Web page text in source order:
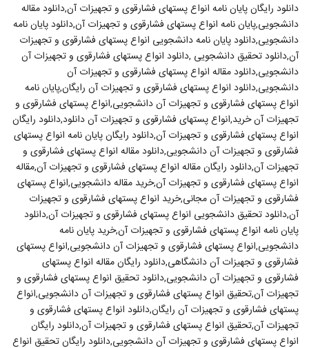
دانلود رایگان پایان نامه انواع پستهای فشارقوی و تجهیزات آن,دانلود مقاله
دانشجویی,پایان نامه انواع پستهای فشارقوی و تجهیزات آن,دانلود پایان نامه
دانشجویی,دانلود پایان نامه دانشجویی انواع پستهای فشارقوی و تجهیزات
آن,دانلود تحقیق دانشجویی ,دانلود انواع پستهای فشارقوی و تجهیزات آن
دانشجویی,دانلود مقاله انواع پستهای فشارقوی و تجهیزات آن
دانشجویی,دانلود انواع پستهای فشارقوی و تجهیزات آن رایگان,پایان نامه
انواع پستهای فشارقوی و تجهیزات آن دانشجویی,انواع پستهای فشارقوی و
تجهیزات آن خرید,انواع پستهای فشارقوی و تجهیزات آن دانلود,دانلود رایگان
انواع پستهای فشارقوی و تجهیزات آن,دانلود رایگان پایان نامه انواع پستهای
فشارقوی و تجهیزات آن دانشجویی,دانلود مقاله انواع پستهای فشارقوی و
تجهیزات آن,دانلود رایگان مقاله انواع پستهای فشارقوی و تجهیزات آن,مقاله
انواع پستهای فشارقوی و تجهیزات آن,خرید مقاله دانشجویی,انواع پستهای
فشارقوی و تجهیزات آن مجانی,خرید انواع پستهای فشارقوی و تجهیزات
آن,دانلود تحقیق دانشجویی انواع پستهای فشارقوی و تجهیزات آن,دانلود
پایان نامه انواع پستهای فشارقوی و تجهیزات آن,خرید پایان نامه
دانشجویی,انواع پستهای فشارقوی و تجهیزات آن دانشجویی,انواع پستهای
فشارقوی و تجهیزات آن دانشگاهی,دانلود رایگان مقاله انواع پستهای
فشارقوی و تجهیزات آن دانشجویی,دانلود تحقیق انواع پستهای فشارقوی و
تجهیزات آن,تحقیق انواع پستهای فشارقوی و تجهیزات آن دانشجویی,انواع
پستهای فشارقوی و تجهیزات آن رایگان,دانلود انواع پستهای فشارقوی و
تجهیزات آن,تحقیق انواع پستهای فشارقوی و تجهیزات آن,دانلود رایگان
انواع پستهای فشارقوی و تجهیزات آن دانشجویی,دانلود رایگان تحقیق انواع